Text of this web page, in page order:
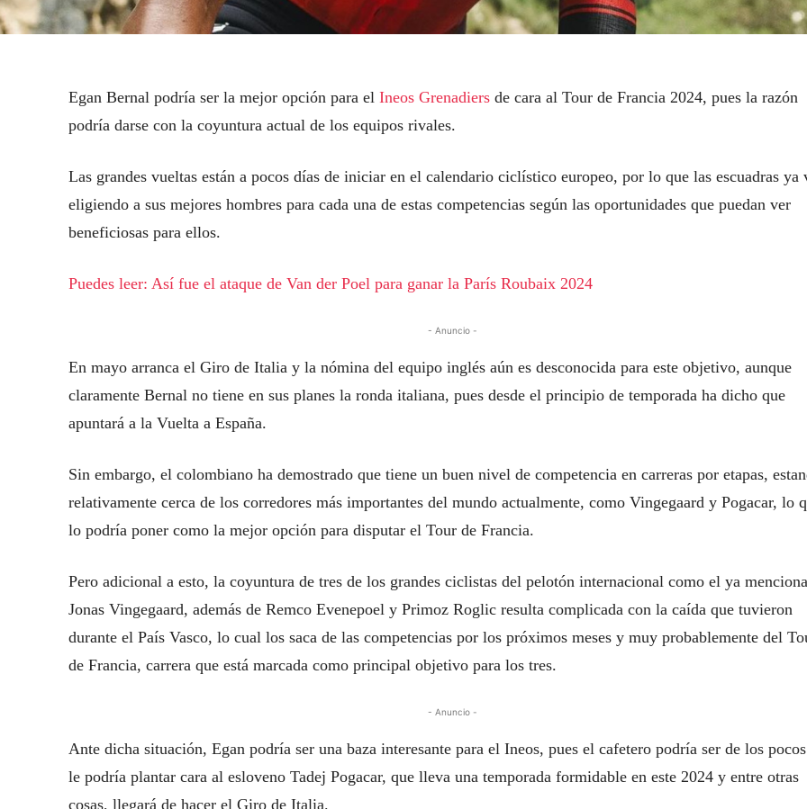
Egan Bernal podría ser la mejor opción para el Ineos Grenadiers de cara al Tour de Francia 2024, pues la razón
podría darse con la coyuntura actual de los equipos rivales.
Las grandes vueltas están a pocos días de iniciar en el calendario ciclístico europeo, por lo que las escuadras ya
eligiendo a sus mejores hombres para cada una de estas competencias según las oportunidades que puedan ver
beneficiosas para ellos.
Puedes leer: Así fue el ataque de Van der Poel para ganar la París Roubaix 2024
- Anuncio -
En mayo arranca el Giro de Italia y la nómina del equipo inglés aún es desconocida para este objetivo, aunque
claramente Bernal no tiene en sus planes la ronda italiana, pues desde el principio de temporada ha dicho que
apuntará a la Vuelta a España.
Sin embargo, el colombiano ha demostrado que tiene un buen nivel de competencia en carreras por etapas,
relativamente cerca de los corredores más importantes del mundo actualmente, como Vingegaard y Pogacar, lo
lo podría poner como la mejor opción para disputar el Tour de Francia.
Pero adicional a esto, la coyuntura de tres de los grandes ciclistas del pelotón internacional como el ya
Jonas Vingegaard, además de Remco Evenepoel y Primoz Roglic resulta complicada con la caída que tuvieron
durante el País Vasco, lo cual los saca de las competencias por los próximos meses y muy probablemente del
de Francia, carrera que está marcada como principal objetivo para los tres.
- Anuncio -
Ante dicha situación, Egan podría ser una baza interesante para el Ineos, pues el cafetero podría ser de los
le podría plantar cara al esloveno Tadej Pogacar, que lleva una temporada formidable en este 2024 y entre otras
cosas, llegará de hacer el Giro de Italia.